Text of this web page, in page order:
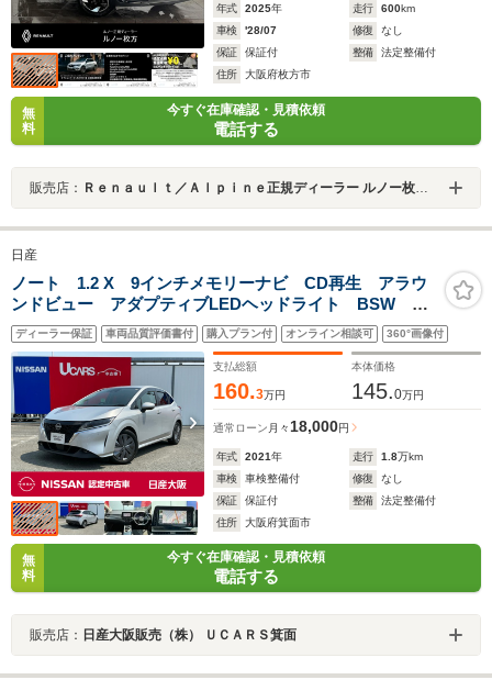
年式 2025年 走行 600km
車検
'28/07 修復
なし
保証
保証付 整備
法定整備付
住所
大阪府枚方市
無
料
今すぐ在庫確認・見積依頼
電話する
販売店： Ｒｅｎａｕｌｔ／Ａｌｐｉｎｅ正規ディーラー ルノー枚方・アルピーヌポイント枚方
日産
ノート 1.2 X 9インチメモリーナビ CD再生 アラウ
ンドビュー アダプティブLEDヘッドライト BSW 前
後踏み間違い防止アシスト 前後踏み間違い防止アシス
ト 衝突軽減ブレーキ装備
ディーラー保証 車両品質評価書付 購入プラン付 オンライン相談可 360°画像付
支払総額
160.3万円
本体価格
145.0万円
通常ローン 月々 18,000円
年式 2021年 走行 1.8万km
車検
車検整備付 修復
なし
保証
保証付 整備
法定整備付
住所
大阪府箕面市
無
料
今すぐ在庫確認・見積依頼
電話する
販売店： 日産大阪販売（株） ＵＣＡＲＳ箕面